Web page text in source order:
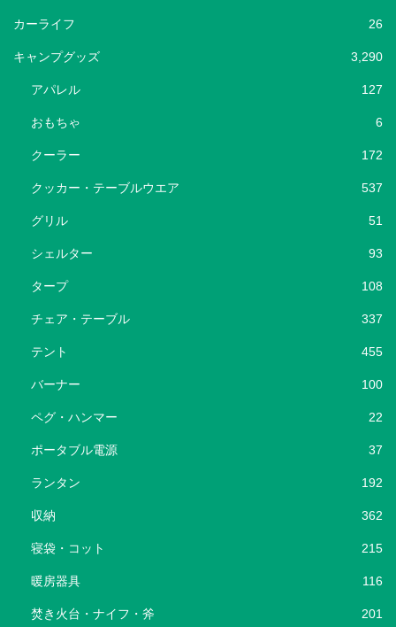
カーライフ 26
キャンプグッズ 3,290
アパレル 127
おもちゃ 6
クーラー 172
クッカー・テーブルウエア 537
グリル 51
シェルター 93
タープ 108
チェア・テーブル 337
テント 455
バーナー 100
ペグ・ハンマー 22
ポータブル電源 37
ランタン 192
収納 362
寝袋・コット 215
暖房器具 116
焚き火台・ナイフ・斧 201